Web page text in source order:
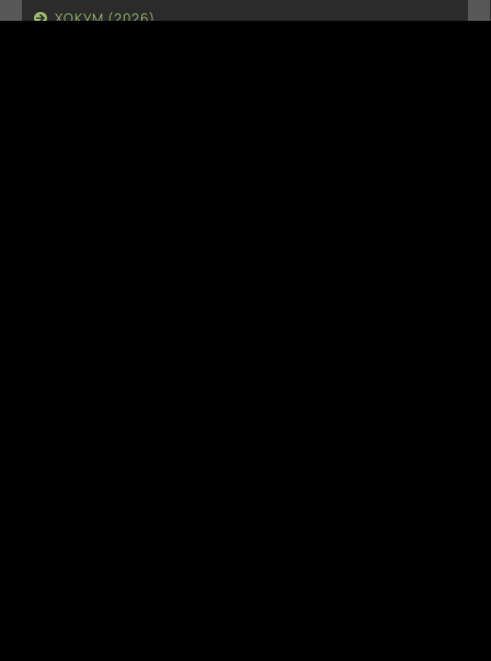
ХОКУМ (2026)